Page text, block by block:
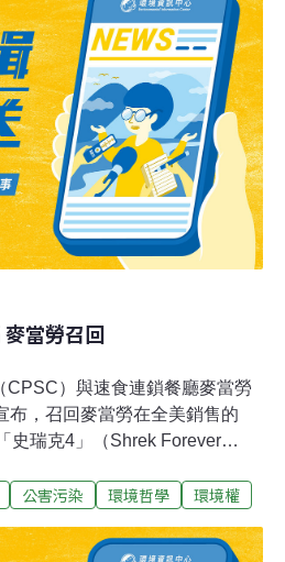
過職業安全與健康管理局
HealthAdministration, OSHA）
項計畫包括敲碎電腦螢幕，而電
鉛。UNICOR從一開始就沒有
氣品質，而在2003年之前的監測
的量，遠遠高於法規所允許的限
當勞召回
CPSC）與速食連鎖餐廳麥當勞
布，召回麥當勞在全美銷售的
史瑞克4」（Shrek Forever
年春季已三度召回含鎘的兒童
上貼出退款的指示。該公司也召
公害污染 環境哲學 環境權